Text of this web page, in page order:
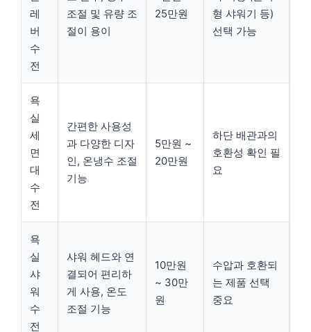
레
버
수
전
조절 및 유량 조
절이 용이
25만원
형 샤워기 등)
선택 가능
욕
실
세
면
대
수
전
간편한 사용성
과 다양한 디자
인, 온냉수 조절
기능
5만원 ~
20만원
하단 배관과의
호환성 확인 필
요
욕
실
샤
워
수
전
샤워 헤드와 연
결되어 편리하
게 사용, 온도
조절 기능
10만원
~ 30만
원
수압과 호환되
는 제품 선택
중요